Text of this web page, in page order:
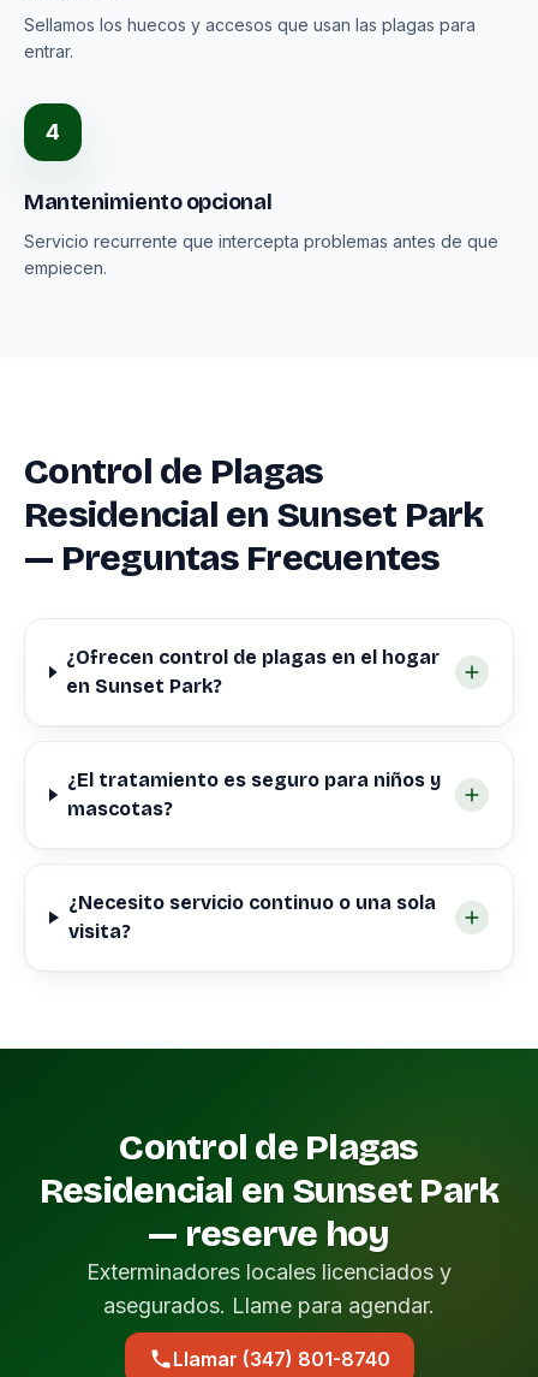
Sellamos los huecos y accesos que usan las plagas para
entrar.
4
Mantenimiento opcional
Servicio recurrente que intercepta problemas antes de que
empiecen.
Control de Plagas
Residencial en Sunset Park
— Preguntas Frecuentes
¿Ofrecen control de plagas en el hogar
en Sunset Park?
¿El tratamiento es seguro para niños y
mascotas?
¿Necesito servicio continuo o una sola
visita?
Control de Plagas
Residencial en Sunset Park
— reserve hoy
Exterminadores locales licenciados y
asegurados. Llame para agendar.
Llamar (347) 801-8740